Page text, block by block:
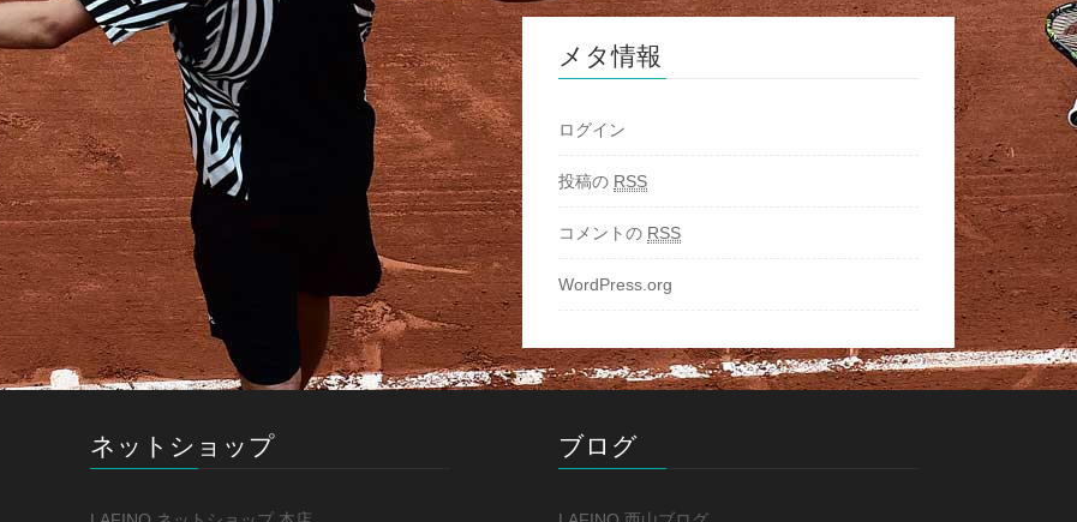
メタ情報
ログイン
投稿の RSS
コメントの RSS
WordPress.org
ネットショップ ブログ